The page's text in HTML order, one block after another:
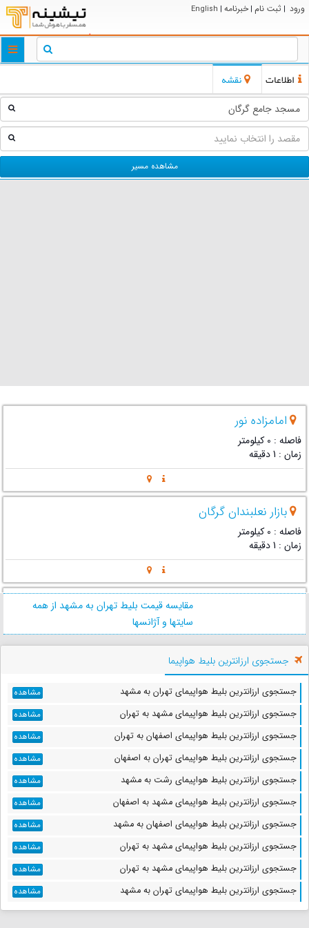
ورود | ثبت نام | خبرنامه |
English
اطلاعات نقشه
مشاهده مسیر
امامزاده نور
فاصله : 0 کیلومتر
زمان : 1 دقیقه
بازار نعلبندان گرگان
فاصله : 0 کیلومتر
زمان : 1 دقیقه
مجموعه کاخ آقا محمد خان قاجار
زمان : 3 دقیقه
کاخ شاسمن
فاصله : 1 کیلومتر
زمان : 6 دقیقه
کاخ موزه گرگان
فاصله : 1 کیلومتر
زمان : 3 دقیقه
برج گرگان
فاصله : 4 کیلومتر
زمان : 10 دقیقه
مقایسه قیمت بلیط تهران به مشهد از همه
سایتها و آژانسها
جستجوی ارزانترین بلیط هواپیما
جستجوی ارزانترین بلیط هواپیمای تهران به مشهد مشاهده
جستجوی ارزانترین بلیط هواپیمای مشهد به تهران مشاهده
جستجوی ارزانترین بلیط هواپیمای اصفهان به تهران مشاهده
جستجوی ارزانترین بلیط هواپیمای تهران به اصفهان مشاهده
جستجوی ارزانترین بلیط هواپیمای رشت به مشهد مشاهده
جستجوی ارزانترین بلیط هواپیمای مشهد به اصفهان مشاهده
جستجوی ارزانترین بلیط هواپیمای اصفهان به مشهد مشاهده
جستجوی ارزانترین بلیط هواپیمای مشهد به تهران مشاهده
جستجوی ارزانترین بلیط هواپیمای مشهد به تهران مشاهده
جستجوی ارزانترین بلیط هواپیمای تهران به مشهد مشاهده